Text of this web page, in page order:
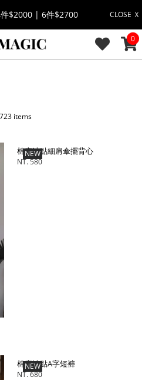
CLOSE Ｘ
領取$100🔥
外/於結帳顯示)🎉
$2000|6件$2700
$2000 | 6件$2700
0
723 items
NEW
棉麻波點細肩傘擺背心
NT. 580
NEW
棉麻波點A字短褲
NT. 680